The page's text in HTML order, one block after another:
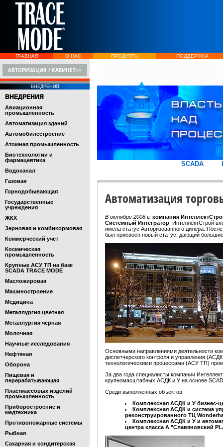
ГЛАВНАЯ О НАС ПРОДУКТЫ ПОДДЕРЖКА
АВТОРИЗАЦИЯ / КАБИНЕТ>>
ВНЕДРЕНИЯ
ВНЕДРЕНИЯ
Авиационная
промышленность
Автоматизация зданий
Автомобилестроение
Атомная промышленность
Биотехнологии и
фармацевтика
Водоканал
Газовая
Горнодобывающая
Государственные
учреждения
ЖКХ
Зерновая и комбикормовая
Коммерческий учет
Космическая
промышленность
Крупные АСУ ТП на базе
SCADA TRACE MODE
Масложировая
Машиностроение
Медицина
Металлургия цветная
Металлургия черная
Молочная
Научные исследования
Нефтяная
Оборона
Пищевая и
перерабатывающая
Пластмассовых изделий
промышленность
Приборостроение и
медтехника
Противопожарные системы
Рыбная
Сахарная и кондитерская
SCADA
Автоматизация
В октябре 2008 г. компания
Системный Интегратор . ИнтеллектСтрой
имела статус Авторизованного дилера.
был присвоен новый статус, дающий большие
Основными направлениями деятельности
диспетчерского контроля и управления
технологическими процессами (АСУ ТП)
За два года специалисты компании
крупномасштабных АСДК и У на основе
Среди выполненных объектов:
Комплексная АСДК и У бизнес-
Комплексная АСДК и система
реконструированного ТЦ
Комплексная АСДК и У и
центра класса А "Славяновский